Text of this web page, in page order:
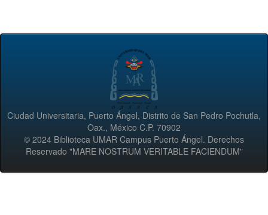
Ciudad Universitaria, Puerto Ángel, Distrito de San Pedro Pochutla,
Oax., México C.P. 70902
© 2024 Biblioteca UMAR Campus Puerto Ángel. Derechos
Reservado "MARE NOSTRUM VERITABLE FACIENDUM"